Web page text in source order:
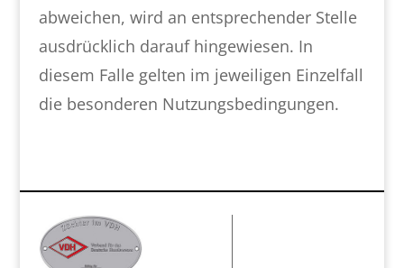
abweichen, wird an entsprechender Stelle
ausdrücklich darauf hingewiesen. In
diesem Falle gelten im jeweiligen Einzelfall
die besonderen Nutzungsbedingungen.